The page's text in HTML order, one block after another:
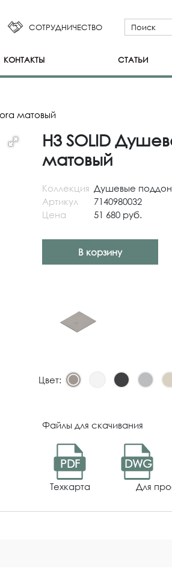
СОТРУДНИЧЕСТВО
КОНТАКТЫ СТАТЬИ
матовый
H3 SOLID
матовый
Коллекция Душевые
Артикул
7140980032
Цена
51 680 руб.
В корзину
Цвет:
Файлы для скачивания
PDF
Техкарта
DWG
Для